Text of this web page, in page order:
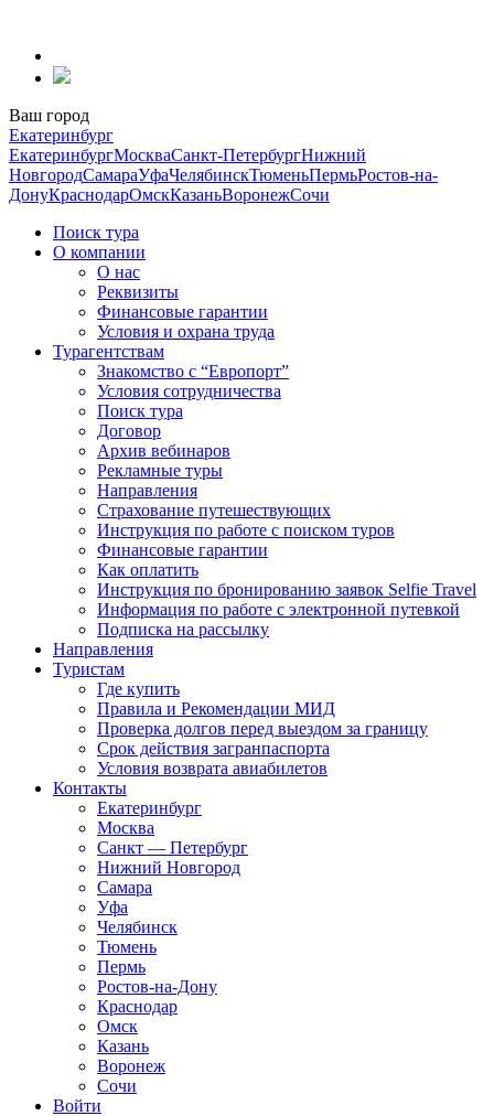
содержанию
Ваш город
Екатеринбург
ЕкатеринбургМоскваСанкт-ПетербургНижний
НовгородСамараУфаЧелябинскТюменьПермьРостов-на-
ДонуКраснодарОмскКазаньВоронежСочи
Поиск тура
О компании
О нас
Реквизиты
Финансовые гарантии
Условия и охрана труда
Турагентствам
Знакомство с “Европорт”
Условия сотрудничества
Поиск тура
Договор
Архив вебинаров
Рекламные туры
Направления
Страхование путешествующих
Инструкция по работе с поиском туров
Финансовые гарантии
Как оплатить
Инструкция по бронированию заявок Selfie Travel
Информация по работе с электронной путевкой
Подписка на рассылку
Направления
Туристам
Где купить
Правила и Рекомендации МИД
Проверка долгов перед выездом за границу
Срок действия загранпаспорта
Условия возврата авиабилетов
Контакты
Екатеринбург
Москва
Санкт — Петербург
Нижний Новгород
Самара
Уфа
Челябинск
Тюмень
Пермь
Ростов-на-Дону
Краснодар
Омск
Казань
Воронеж
Сочи
Войти